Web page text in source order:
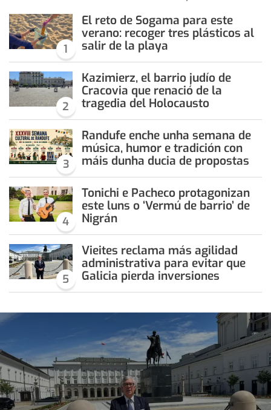
1
El reto de Sogama para este
verano: recoger tres plásticos al
salir de la playa
2
Kazimierz, el barrio judío de
Cracovia que renació de la
tragedia del Holocausto
3
Randufe enche unha semana de
música, humor e tradición con
máis dunha ducia de propostas
4
Tonichi e Pacheco protagonizan
este luns o ‘Vermú de barrio’ de
Nigrán
5
Vieites reclama más agilidad
administrativa para evitar que
Galicia pierda inversiones